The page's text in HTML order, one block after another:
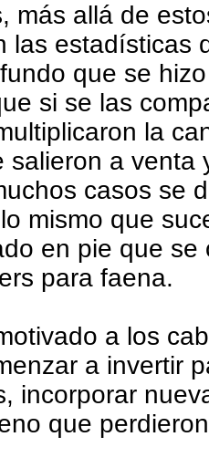
más allá de
las estadísticas
que se
si se las
la
salieron a venta
casos se
mismo que
en pie que se
para faena.
a los
a invertir
incorporar
que